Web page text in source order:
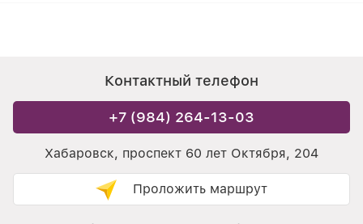
Контактный телефон
+7 (984) 264-13-03
Хабаровск, проспект 60 лет Октября, 204
Проложить маршрут